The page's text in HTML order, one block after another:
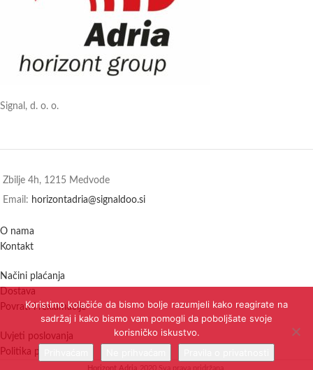
Signal, d. o. o.
Zbilje 4h, 1215 Medvode
Email: horizontadria@signaldoo.si
O nama
Kontakt
Načini plaćanja
Dostava
Povrati i reklamacije
Uvjeti poslovanja
Politika privatnosti
Horizont Adria 2020 Sva prava pridržana.
Koristimo kolačiće da bismo bolje razumjeli kako reagirate na
sadržaj i kako bismo vam pomogli da poboljšate svoje
korisničko iskustvo.